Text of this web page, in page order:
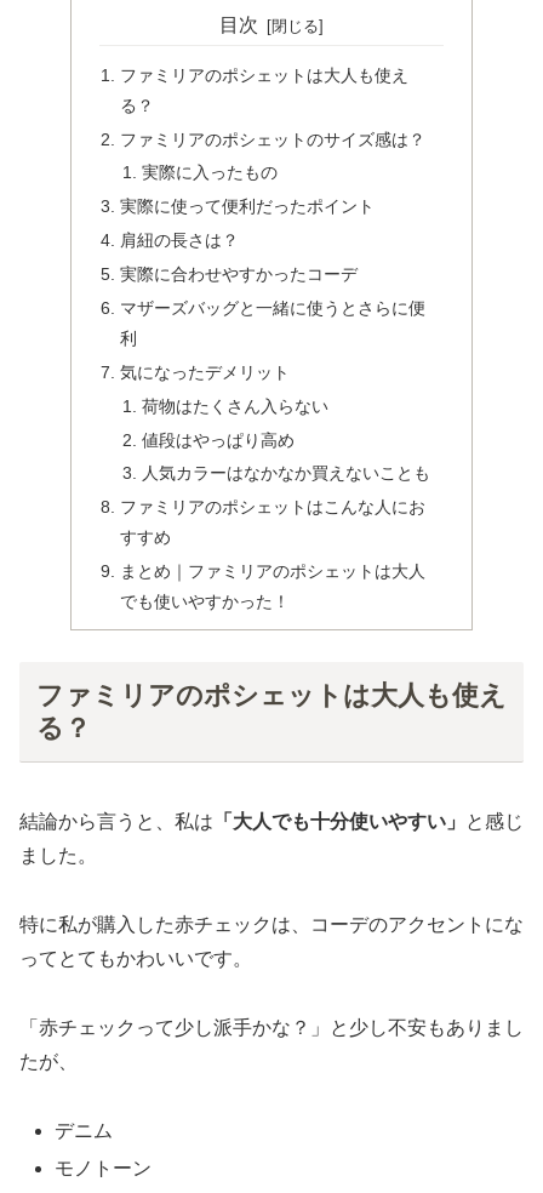
目次
ファミリアのポシェットは大人も使え
る？
ファミリアのポシェットのサイズ感は？
実際に入ったもの
実際に使って便利だったポイント
肩紐の長さは？
実際に合わせやすかったコーデ
マザーズバッグと一緒に使うとさらに便
利
気になったデメリット
荷物はたくさん入らない
値段はやっぱり高め
人気カラーはなかなか買えないことも
ファミリアのポシェットはこんな人にお
すすめ
まとめ｜ファミリアのポシェットは大人
でも使いやすかった！
ファミリアのポシェットは大人も使え
る？
結論から言うと、私は 「大人でも十分使いやすい」
と感じ
ました。
特に私が購入した赤チェックは、コーデのアクセントにな
ってとてもかわいいです。
「赤チェックって少し派手かな？」と少し不安もありまし
たが、
デニム
モノトーン